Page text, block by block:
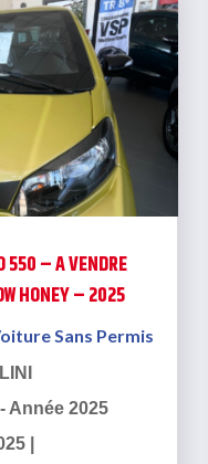
550 – A VENDRE
HONEY – 2025
Sans Permis
Année 2025
|